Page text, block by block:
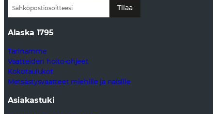
Tilaa
Alaska 1795
Tarinamme
Vaatteiden hoito-ohjeet
Kokotaulukot
Metsästysvaatteet miehille ja naisille
Asiakastuki